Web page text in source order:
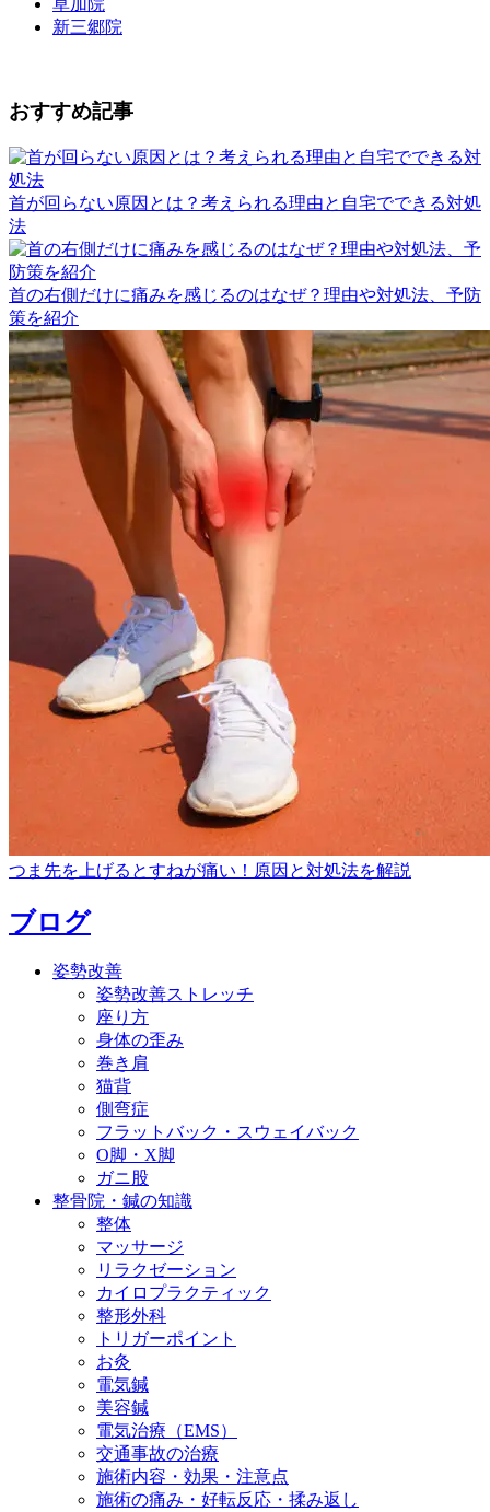
草加院
新三郷院
おすすめ記事
首が回らない原因とは？考えられる理由と自宅でできる対処
法
首の右側だけに痛みを感じるのはなぜ？理由や対処法、予防
策を紹介
つま先を上げるとすねが痛い！原因と対処法を解説
ブログ
姿勢改善
姿勢改善ストレッチ
座り方
身体の歪み
巻き肩
猫背
側弯症
フラットバック・スウェイバック
O脚・X脚
ガニ股
整骨院・鍼の知識
整体
マッサージ
リラクゼーション
カイロプラクティック
整形外科
トリガーポイント
お灸
電気鍼
美容鍼
電気治療（EMS）
交通事故の治療
施術内容・効果・注意点
施術の痛み・好転反応・揉み返し